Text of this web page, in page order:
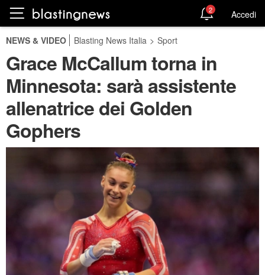
2 Accedi
NEWS & VIDEO Blasting News Italia > Sport
Grace McCallum torna in
Minnesota: sarà assistente
allenatrice dei Golden
Gophers